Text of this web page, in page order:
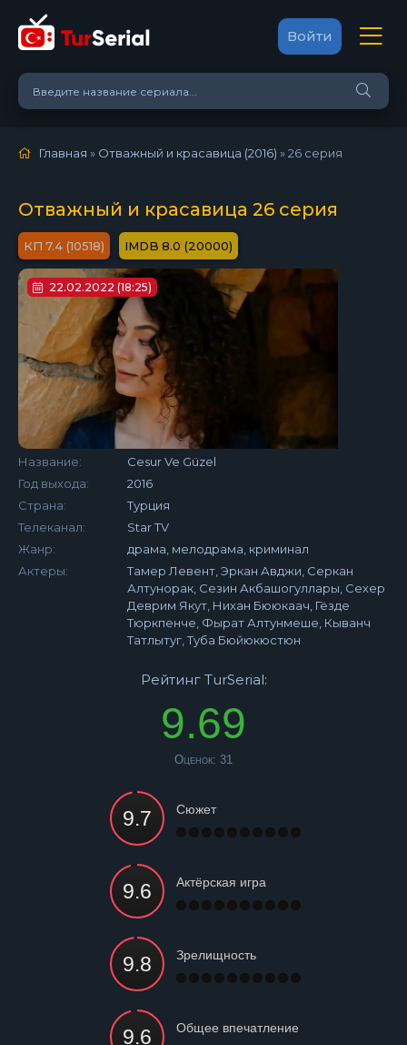
Войти
Главная » Отважный и красавица (2016) »26 серия
Отважный и красавица 26 серия
7.4 (10518) 8.0 (20000)
22.02.2022 (18:25)
Название:
Cesur Ve Güzel
Год выхода:
2016
Страна:
Турция
Телеканал:
Star TV
Жанр:
драма, мелодрама, криминал
Актеры:
Тамер Левент, Эркан Авджи, Серкан
Алтунорак, Сезин Акбашогуллары, Сехер
Деврим Якут, Нихан Бююкаач, Гёзде
Тюркпенче, Фырат Алтунмеше, Кыванч
Татлытуг, Туба Бюйюкюстюн
Рейтинг TurSerial:
9.69
Оценок: 31
Сюжет
Актёрская игра
Зрелищность
Общее впечатление